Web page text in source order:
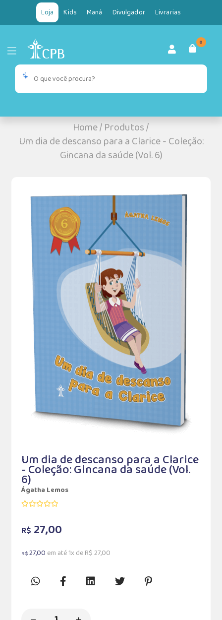
Loja Kids Maná Divulgador Livrarias
0
Home/Produtos/
Um dia de descanso para a Clarice - Coleção:
Gincana da saúde (Vol. 6)
Um dia de descanso para a Clarice
- Coleção: Gincana da saúde (Vol.
6)
Ágatha Lemos
R$ 27,00
R$27,00 em até 1x de R$ 27,00